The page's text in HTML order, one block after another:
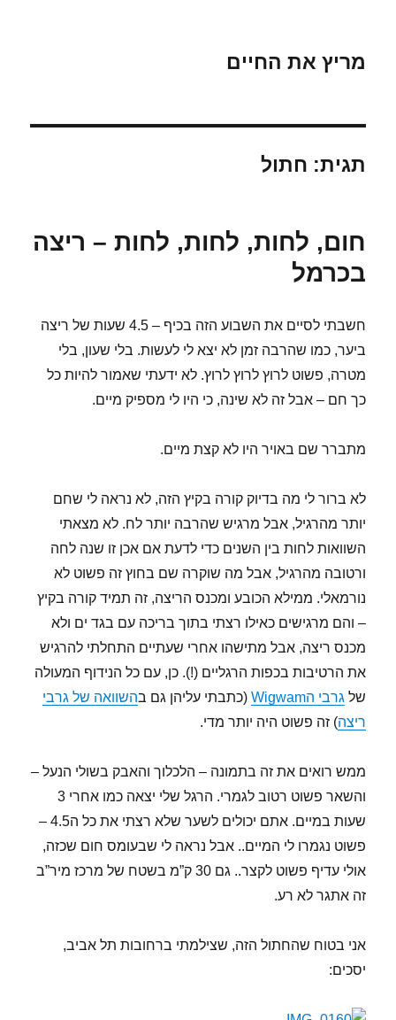
מריץ את החיים
תגית: חתול
חום, לחות, לחות, לחות – ריצה
בכרמל
חשבתי לסיים את השבוע הזה בכיף – 4.5 שעות של ריצה
ביער, כמו שהרבה זמן לא יצא לי לעשות. בלי שעון, בלי
מטרה, פשוט לרוץ לרוץ לרוץ. לא ידעתי שאמור להיות כל
כך חם – אבל זה לא שינה, כי היו לי מספיק מיים.
מתברר שם באויר היו לא קצת מיים.
לא ברור לי מה בדיוק קורה בקיץ הזה, לא נראה לי שחם
יותר מהרגיל, אבל מרגיש שהרבה יותר לח. לא מצאתי
השוואות לחות בין השנים כדי לדעת אם אכן זו שנה לחה
ורטובה מהרגיל, אבל מה שוקרה שם בחוץ זה פשוט לא
נורמאלי. ממילא הכובע ומכנס הריצה, זה תמיד קורה בקיץ
– והם מרגישים כאילו רצתי בתוך בריכה עם בגד ים ולא
מכנס ריצה, אבל מתישהו אחרי שעתיים התחלתי להרגיש
את הרטיבות בכפות הרגליים (!). כן, עם כל הנידוף המעולה
של גרבי הWigwam (כתבתי עליהן גם בהשוואה של גרבי
ריצה) זה פשוט היה יותר מדי.
ממש רואים את זה בתמונה – הלכלוך והאבק בשולי הנעל –
והשאר פשוט רטוב לגמרי. הרגל שלי יצאה כמו אחרי 3
שעות במיים. אתם יכולים לשער שלא רצתי את כל ה4.5 –
פשוט נגמרו לי המיים.. אבל נראה לי שבעומס חום שכזה,
אולי עדיף פשוט לקצר.. גם 30 ק”מ בשטח של מרכז מיר”ב
זה אתגר לא רע.
אני בטוח שהחתול הזה, שצילמתי ברחובות תל אביב,
יסכים: